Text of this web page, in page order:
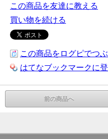
この商品を友達に教える
買い物を続ける
この商品をログピでつぶ
はてなブックマークに
前の商品へ